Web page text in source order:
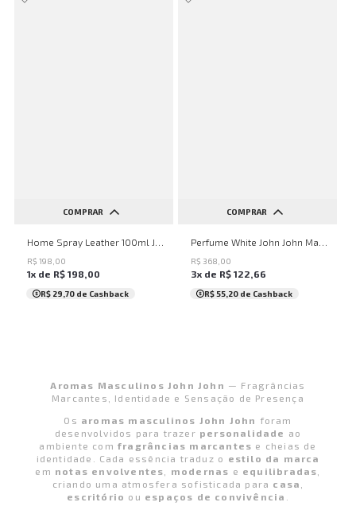
COMPRAR
UN
R$ 198 00
1x de R$ 198,00
R$ 29,70 de Cashback
COMPRAR
UN
R$ 368 00
3x de R$ 122,66
R$ 55,20 de Cashback
Aromas Masculinos John John — Fragrâncias
Marcantes, Identidade e Sensação de Presença
Os aromas masculinos John John foram
desenvolvidos para trazer personalidade ao
ambiente com fragrâncias marcantes e cheias de
identidade. Cada essência traduz o estilo da marca
em notas envolventes modernas e equilibradas
criando uma atmosfera sofisticada para casa
escritório ou espaços de convivência